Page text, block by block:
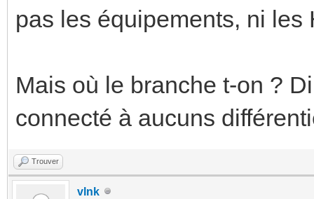
pas les équipements, ni les
Mais où le branche t-on ?
connecté à aucuns
Trouver
vlnk